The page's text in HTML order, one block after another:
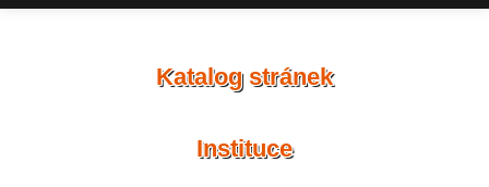
Katalog stránek
Instituce